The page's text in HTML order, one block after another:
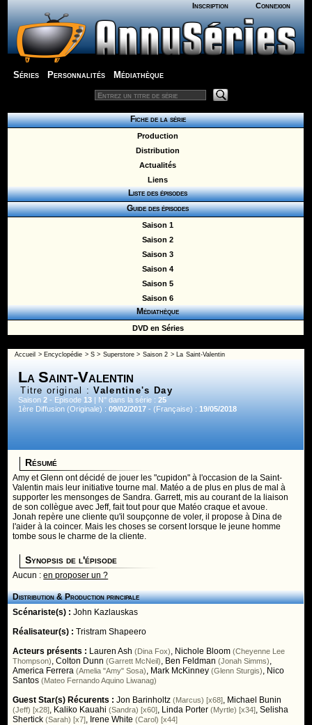
Inscription Connexion
Séries Personnalités Médiathèque
Fiche de la série
Production
Distribution
Actualités
Liens
Liste des épisodes
Guide des épisodes
Saison 1
Saison 2
Saison 3
Saison 4
Saison 5
Saison 6
Médiathèque
DVD en Séries
Accueil > Encyclopédie >S > Superstore> Saison 2 > La Saint-Valentin
La Saint-Valentin
Titre original :Valentine's Day
Saison2 - Episode13 | N° dans la série :25
1ère Diffusion (Originale) :09/02/2017 - (Française) :19/05/2018
Résumé
Amy et Glenn ont décidé de jouer les "cupidon" à l'occasion de la Saint-
Valentin mais leur initiative tourne mal. Matéo a de plus en plus de mal à
supporter les mensonges de Sandra. Garrett, mis au courant de la liaison
de son collègue avec Jeff, fait tout pour que Matéo craque et avoue.
Jonah repère une cliente qu'il soupçonne de voler, il propose à Dina de
l'aider à la coincer. Mais les choses se corsent lorsque le jeune homme
tombe sous le charme de la cliente.
Synopsis de l'épisode
Aucun :en proposer un ?
Distribution & Production principale
Scénariste(s) :John Kazlauskas
Réalisateur(s) :Tristram Shapeero
Acteurs présents : Lauren Ash (Dina Fox), Nichole Bloom (Cheyenne Lee
Thompson),Colton Dunn (Garrett McNeil), Ben Feldman (Jonah Simms),
America Ferrera (Amelia "Amy" Sosa), Mark McKinney (Glenn Sturgis), Nico
Santos (Mateo Fernando Aquino Liwanag)
Guest Star(s) Récurents :Jon Barinholtz (Marcus) [x68], Michael Bunin
(Jeff) [x28], Kaliko Kauahi (Sandra) [x60], Linda Porter (Myrtle) [x34],Selisha
Shertick (Sarah) [x7], Irene White (Carol) [x44]